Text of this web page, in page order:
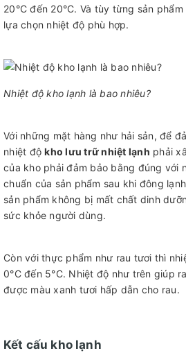
20°C đến 20°C. Và tùy từng sản
lựa chọn nhiệt độ phù hợp.
Nhiệt độ kho lạnh là bao nhiêu?
Với những mặt hàng như hải sản, để
nhiệt độkho lưu trữ nhiệt lạnh phải
của kho phải đảm bảo bằng đúng với
chuẩn của sản phẩm sau khi đông
sản phẩm không bị mất chất dinh
sức khỏe người dùng.
Còn với thực phẩm như rau tươi thì
0°C đến 5°C. Nhiệt độ như trên giúp
được màu xanh tươi hấp dẫn cho rau.
Kết cấu kho lạnh